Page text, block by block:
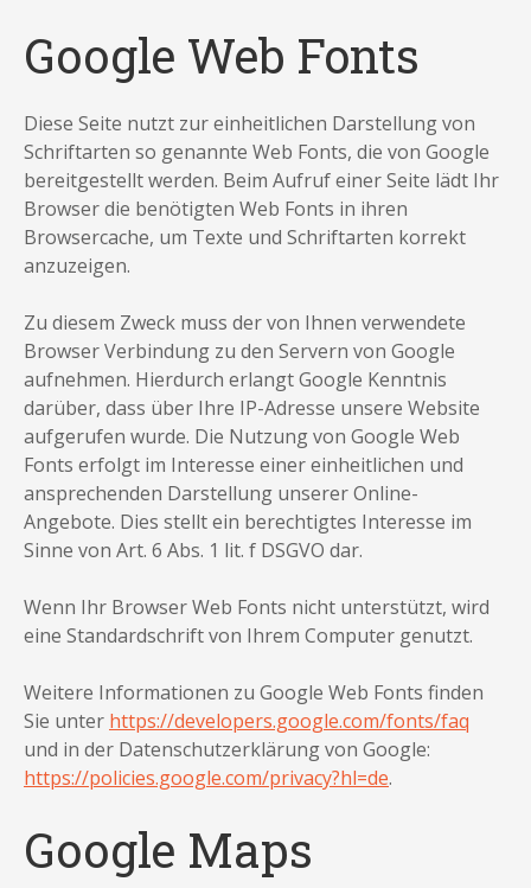
Google Web Fonts
Diese Seite nutzt zur einheitlichen Darstellung von
Schriftarten so genannte Web Fonts, die von Google
bereitgestellt werden. Beim Aufruf einer Seite lädt Ihr
Browser die benötigten Web Fonts in ihren
Browsercache, um Texte und Schriftarten korrekt
anzuzeigen.
Zu diesem Zweck muss der von Ihnen verwendete
Browser Verbindung zu den Servern von Google
aufnehmen. Hierdurch erlangt Google Kenntnis
darüber, dass über Ihre IP-Adresse unsere Website
aufgerufen wurde. Die Nutzung von Google Web
Fonts erfolgt im Interesse einer einheitlichen und
ansprechenden Darstellung unserer Online-
Angebote. Dies stellt ein berechtigtes Interesse im
Sinne von Art. 6 Abs. 1 lit. f DSGVO dar.
Wenn Ihr Browser Web Fonts nicht unterstützt, wird
eine Standardschrift von Ihrem Computer genutzt.
Weitere Informationen zu Google Web Fonts finden
Sie unter https://developers.google.com/fonts/faq
und in der Datenschutzerklärung von Google:
https://policies.google.com/privacy?hl=de.
Google Maps